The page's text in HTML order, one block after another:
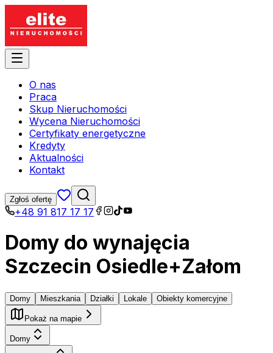
O nas
Praca
Skup Nieruchomości
Wycena Nieruchomości
Certyfikaty energetyczne
Kredyty
Aktualności
Kontakt
Zgłoś ofertę
+48 91 817 17 17
Domy do wynajęcia
Szczecin Osiedle+Załom
Domy Mieszkania Działki Lokale Obiekty komercyjne
Pokaż na mapie
Domy